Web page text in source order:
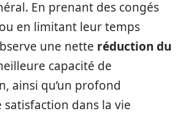
En prenant des congés
en limitant leur temps
une nette réduction du
capacité de
ainsi qu’un profond
dans la vie